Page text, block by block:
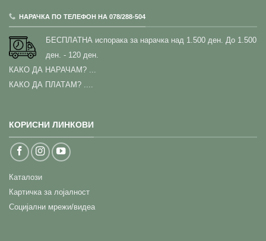
НАРАЧКА ПО ТЕЛЕФОН НА 078/288-504
БЕСПЛАТНА испорака за нарачка над 1.500 ден. До 1.500
ден. - 120 ден.
КАКО ДА НАРАЧАМ? ...
КАКО ДА ПЛАТАМ? ....
КОРИСНИ ЛИНКОВИ
Каталози
Картичка за лојалност
Социјални мрежи/видеа